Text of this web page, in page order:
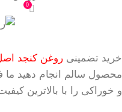
0
خرید تضمینی روغن کنجد
و خوراکی را با بالاترین